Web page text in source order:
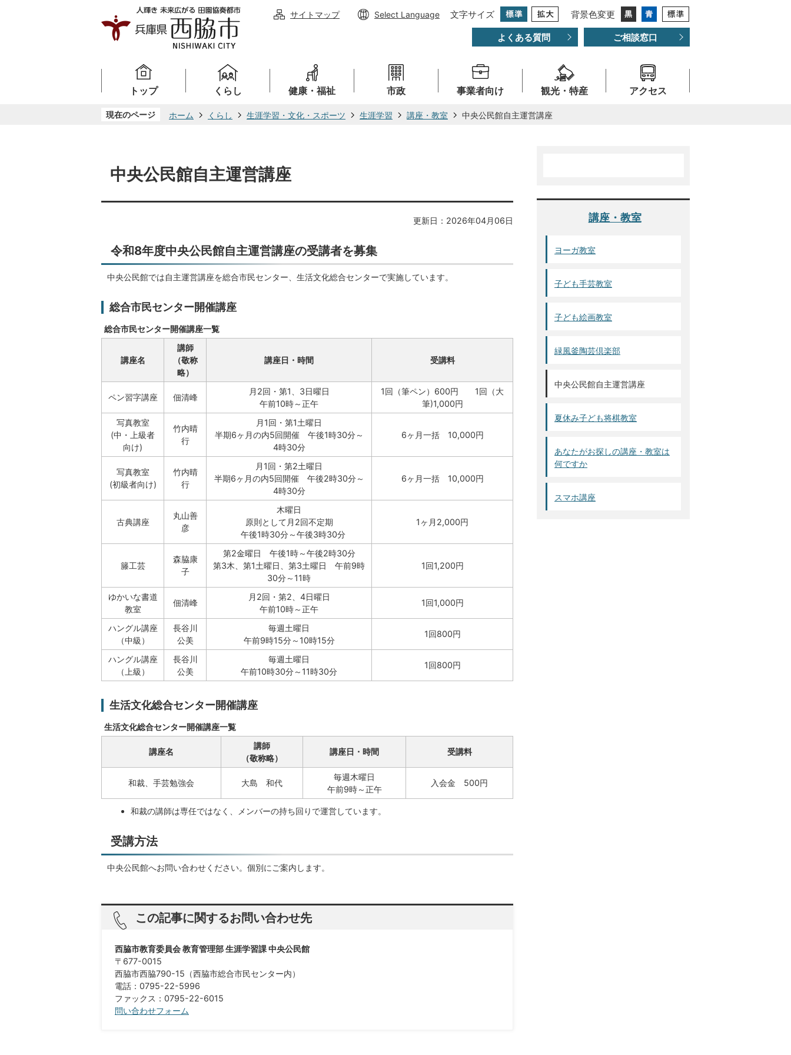
サイトマップ Select Language 文字サイズ 背景色変更
よくある質問 ご相談窓口
トップ くらし 健康・福祉 市政 事業者向け 観光・特産 アクセス
現在のページ ホーム くらし 生涯学習・文化・スポーツ 生涯学習 講座・教室 中央公民館自主運営講座
中央公民館自主運営講座
更新日：2026年04月06日
令和8年度中央公民館自主運営講座の受講者を募集
中央公民館では自主運営講座を総合市民センター、生活文化総合センターで実施しています。
総合市民センター開催講座
総合市民センター開催講座一覧
講座名
講師
（敬称
略）
講座日・時間 受講料
ペン習字講座 佃清峰
月2回・第1、3日曜日
午前10時～正午
1回（筆ペン）600円 1回（大
筆)1,000円
写真教室
(中・上級者
向け)
竹内晴
行
月1回・第1土曜日
半期6ヶ月の内5回開催 午後1時30分～
4時30分
6ヶ月一括 10,000円
写真教室
(初級者向け)
竹内晴
行
月1回・第2土曜日
半期6ヶ月の内5回開催 午後2時30分～
4時30分
6ヶ月一括 10,000円
古典講座
丸山善
彦
木曜日
原則として月2回不定期
午後1時30分～午後3時30分
1ヶ月2,000円
籐工芸
森脇康
子
第2金曜日 午後1時～午後2時30分
第3木、第1土曜日、第3土曜日 午前9時
30分～11時
1回1,200円
ゆかいな書道
教室
佃清峰
月2回・第2、4日曜日
午前10時～正午
1回1,000円
ハングル講座
（中級）
長谷川
公美
毎週土曜日
午前9時15分～10時15分
1回800円
ハングル講座
（上級）
長谷川
公美
毎週土曜日
午前10時30分～11時30分
1回800円
生活文化総合センター開催講座
生活文化総合センター開催講座一覧
講座名
講師
（敬称略）
講座日・時間 受講料
和裁、手芸勉強会 大島 和代
毎週木曜日
午前9時～正午
入会金 500円
和裁の講師は専任ではなく、メンバーの持ち回りで運営しています。
受講方法
中央公民館へお問い合わせください。個別にご案内します。
この記事に関するお問い合わせ先
西脇市教育委員会 教育管理部 生涯学習課 中央公民館
〒677-0015
西脇市西脇790-15（西脇市総合市民センター内）
電話：0795-22-5996
ファックス：0795-22-6015
問い合わせフォーム
講座・教室
ヨーガ教室
子ども手芸教室
子ども絵画教室
緑風釜陶芸倶楽部
中央公民館自主運営講座
夏休み子ども将棋教室
あなたがお探しの講座・教室は
何ですか
スマホ講座